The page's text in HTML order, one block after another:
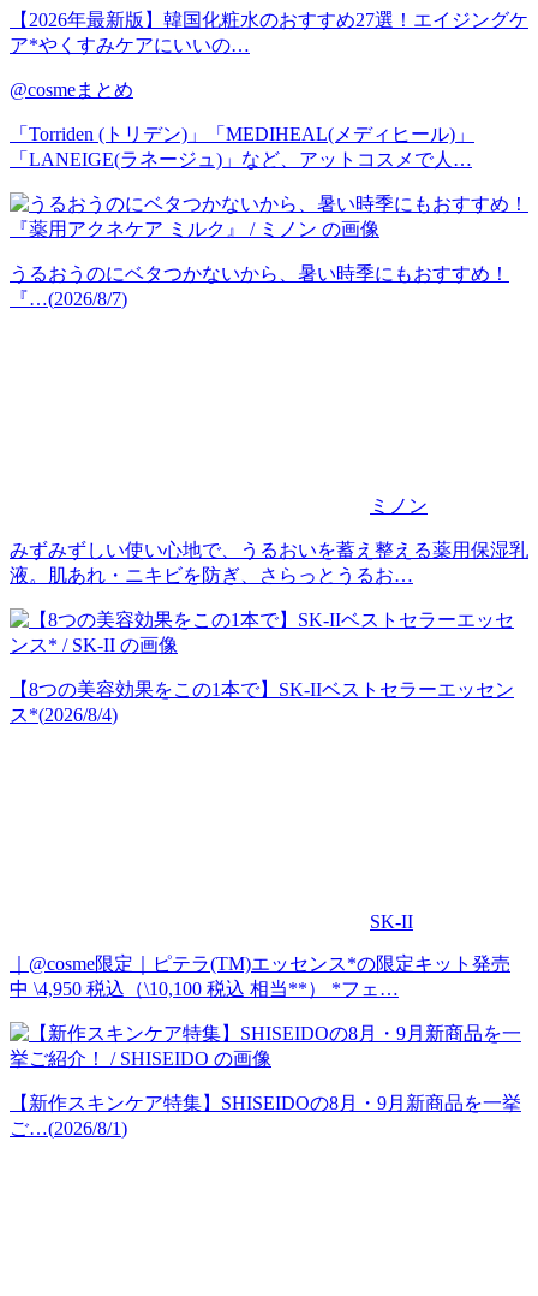
【2026年最新版】韓国化粧水のおすすめ27選！エイジングケ
ア*やくすみケアにいいの…
@cosmeまとめ
「Torriden (トリデン)」「MEDIHEAL(メディヒール)」
「LANEIGE(ラネージュ)」など、アットコスメで人…
うるおうのにベタつかないから、暑い時季にもおすすめ！
『…(2026/8/7)
ミノン
みずみずしい使い心地で、うるおいを蓄え整える薬用保湿乳
液。肌あれ・ニキビを防ぎ、さらっとうるお…
【8つの美容効果をこの1本で】SK-IIベストセラーエッセン
ス*(2026/8/4)
SK-II
｜@cosme限定｜ピテラ(TM)エッセンス*の限定キット発売
中 \4,950 税込（\10,100 税込 相当**） *フェ…
【新作スキンケア特集】SHISEIDOの8月・9月新商品を一挙
ご…(2026/8/1)